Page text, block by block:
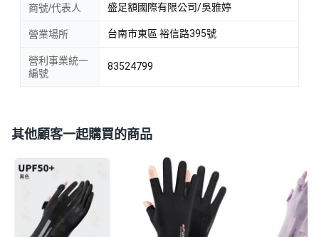
商號/代表人 盛足額國際有限公司/吳雅婷
營業場所 台南市東區 裕信路395號
營利事業統一
編號
83524799
其他顧客一起購買的商品